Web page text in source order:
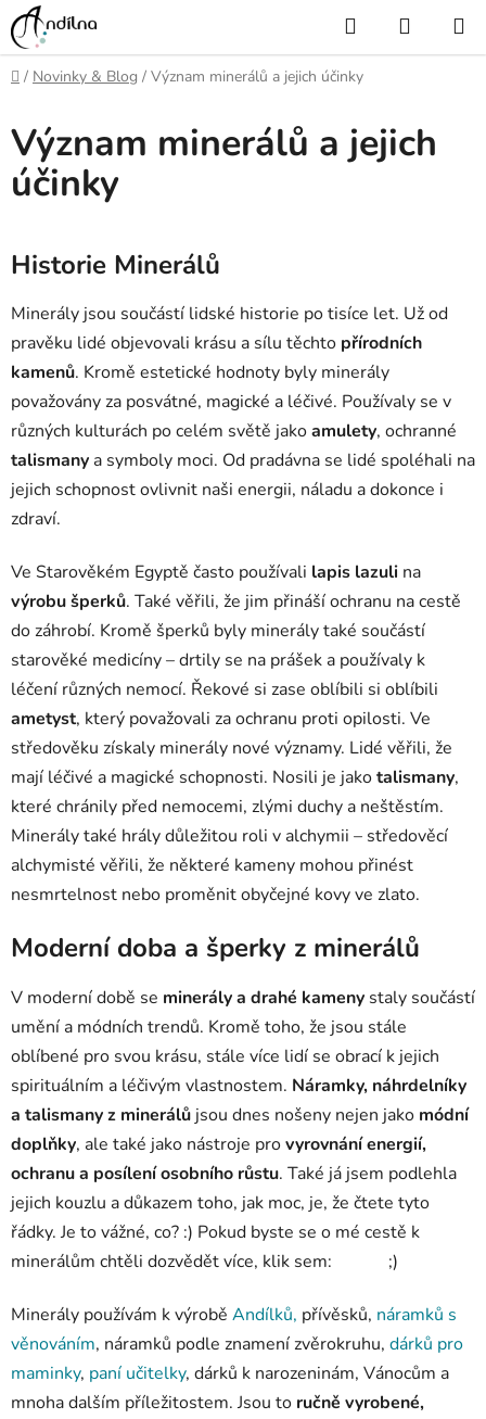
Přejít
na
obsah
Hledat
KOŠÍK
Domů
/ Novinky & Blog / Význam minerálů a jejich účinky
Význam minerálů a jejich
účinky
Historie Minerálů
Minerály jsou součástí lidské historie po tisíce let. Už od
pravěku lidé objevovali krásu a sílu těchto přírodních
kamenů. Kromě estetické hodnoty byly minerály
považovány za posvátné, magické a léčivé. Používaly se v
různých kulturách po celém světě jakoamulety, ochranné
talismany a symboly moci. Od pradávna se lidé spoléhali na
jejich schopnost ovlivnit naši energii, náladu a dokonce i
zdraví.
Ve Starověkém Egyptě často používali lapis lazuli na
výrobu šperků. Také věřili, že jim přináší ochranu na cestě
do záhrobí. Kromě šperků byly minerály také součástí
starověké medicíny – drtily se na prášek a používaly k
léčení různých nemocí. Řekové si zase oblíbili si oblíbili
ametyst, který považovali za ochranu proti opilosti. Ve
středověku získaly minerály nové významy. Lidé věřili, že
mají léčivé a magické schopnosti. Nosili je jakotalismany,
které chránily před nemocemi, zlými duchy a neštěstím.
Minerály také hrály důležitou roli v alchymii – středověcí
alchymisté věřili, že některé kameny mohou přinést
nesmrtelnost nebo proměnit obyčejné kovy ve zlato.
Moderní doba a šperky z minerálů
V moderní době se minerály a drahé kameny staly součástí
umění a módních trendů. Kromě toho, že jsou stále
oblíbené pro svou krásu, stále více lidí se obrací k jejich
spirituálním a léčivým vlastnostem. Náramky, náhrdelníky
a talismany z minerálů jsou dnes nošeny nejen jako módní
doplňky, ale také jako nástroje provyrovnání energií,
ochranu a posílení osobního růstu. Také já jsem podlehla
jejich kouzlu a důkazem toho, jak moc, je, že čtete tyto
řádky. Je to vážné, co? :) Pokud byste se o mé cestě k
minerálům chtěli dozvědět více, klik sem: ;)
Minerály používám k výrobě Andílků, přívěsků, náramků s
věnováním, náramků podle znamení zvěrokruhu, dárků pro
maminky, paní učitelky, dárků k narozeninám, Vánocům a
mnoha dalším příležitostem. Jsou to ručně vyrobené,